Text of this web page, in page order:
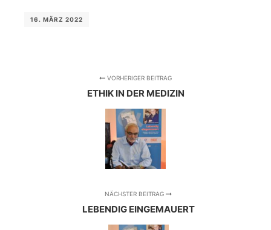
16. MÄRZ 2022
VORHERIGER BEITRAG
ETHIK IN DER MEDIZIN
NÄCHSTER BEITRAG
LEBENDIG EINGEMAUERT